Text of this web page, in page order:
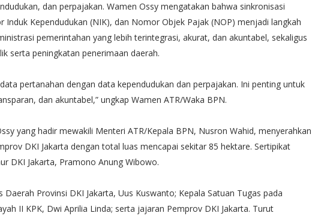
dan perpajakan. Wamen Ossy mengatakan bahwa sinkronisasi
Kependudukan (NIK), dan Nomor Objek Pajak (NOP) menjadi langkah
pemerintahan yang lebih terintegrasi, akurat, dan akuntabel, sekaligus
serta peningkatan penerimaan daerah.
pertanahan dengan data kependudukan dan perpajakan. Ini penting untuk
dan akuntabel,” ungkap Wamen ATR/Waka BPN.
yang hadir mewakili Menteri ATR/Kepala BPN, Nusron Wahid, menyerahkan
DKI Jakarta dengan total luas mencapai sekitar 85 hektare. Sertipikat
DKI Jakarta, Pramono Anung Wibowo.
Provinsi DKI Jakarta, Uus Kuswanto; Kepala Satuan Tugas pada
II KPK, Dwi Aprilia Linda; serta jajaran Pemprov DKI Jakarta. Turut